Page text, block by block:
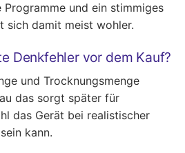
Programme und ein stimmiges
sich damit meist wohler.
Denkfehler vor dem Kauf?
und Trocknungsmenge
das sorgt später für
das Gerät bei realistischer
kann.